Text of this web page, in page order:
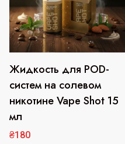
Жидкость для POD-
систем на солевом
никотине Vape Shot 15
мл
₴180
Этот
товар
вариаций.
Опции